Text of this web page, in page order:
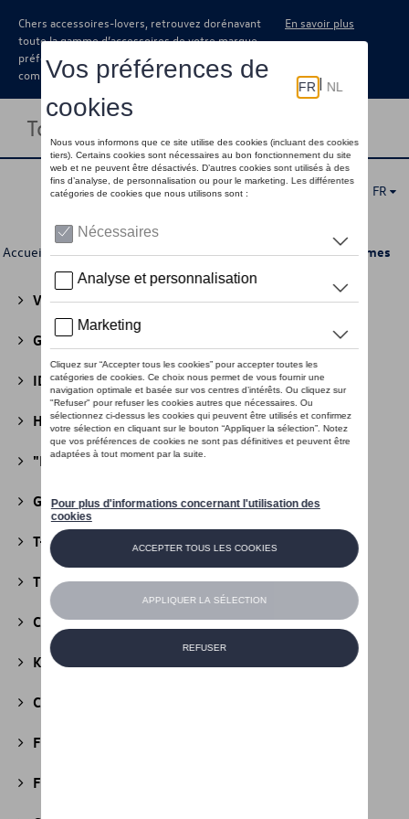
Chers accessoires-lovers, retrouvez dorénavant
toute la gamme d’accessoires de votre marque
préférée sous forme de catalogue à
commander auprès de votre concessionaire.
En savoir plus
Toggle navigation
FR
Accueil >Pour vous >Casual Collection >Vêtements > Femmes
Volkswagen Collection(30)
GTI Collection
ID Collection(22)
Héritage Collection(13)
"R" Collection(19)
Golf Collection(24)
T-Roc Collection(18)
Tiguan Collection(5)
California Collection(18)
Kids Collection
Cobi
Fire & Ice Collection
Football Collection